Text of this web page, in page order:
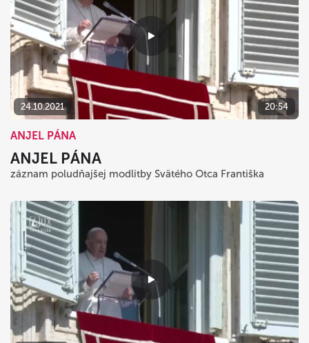
24.10.2021 20:54
ANJEL PÁNA
ANJEL PÁNA
záznam poludňajšej modlitby Svätého Otca Františka